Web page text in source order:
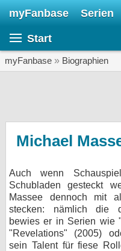
myFanbase Serien
Start
myFanbase » Biographien
Michael
Auch wenn
Schubladen gesteckt
Massee dennoch mit
stecken: nämlich die
bewies er in Serien wie "
"Revelations" (2005)
sein Talent für fiese